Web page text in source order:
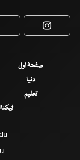
صفحۂ اول
دنیا
تعلیم